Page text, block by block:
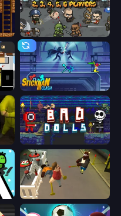
MiniBattles
Stickman Clash
Bad Dolls